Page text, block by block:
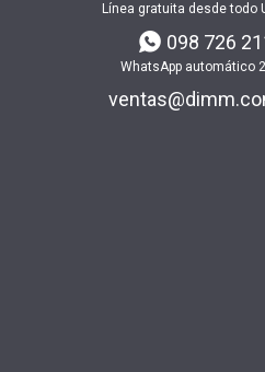
Línea gratuita desde todo
098 726
WhatsApp automático